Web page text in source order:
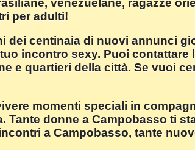
per adulti!
dei centinaia di nuovi annunci
incontro sexy. Puoi contattare
e quartieri della città. Se vuoi
momenti speciali in
donne a Campobasso ti
a Campobasso, tante